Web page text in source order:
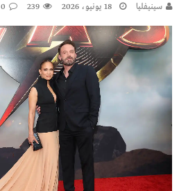
سينيفليا 18 يونيو، 2026 239
0